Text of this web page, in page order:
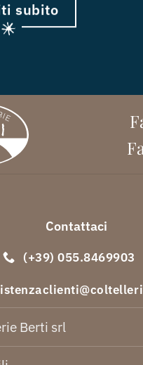
subito
Contattaci
(+39) 055.8469903
Berti srl